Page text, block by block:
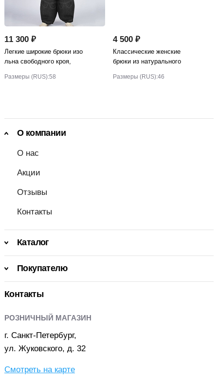
11 300 ₽
Легкие широкие брюки изо
льна свободного кроя,
Размеры (RUS):58
4 500 ₽
Классические женские
брюки из натурального
Размеры (RUS):46
О компании
О нас
Акции
Отзывы
Контакты
Каталог
Покупателю
Контакты
РОЗНИЧНЫЙ МАГАЗИН
г. Санкт-Петербург,
ул. Жуковского, д. 32
Смотреть на карте